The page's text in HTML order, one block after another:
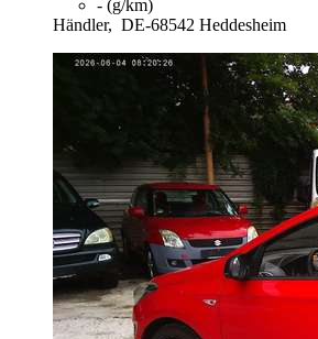
- (g/km)
Händler, DE-68542 Heddesheim